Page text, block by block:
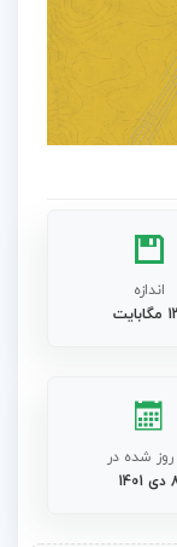
اندازه
شده در